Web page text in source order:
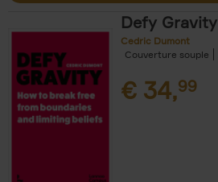
Defy Gravity
Cedric Dumont
Couverture souple
€ 34,99